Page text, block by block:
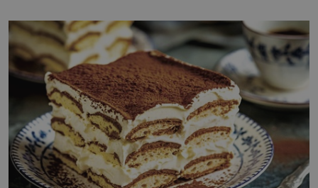
krutý. Jeho činy budí hrůzu ještě dlouho po jeho smrti